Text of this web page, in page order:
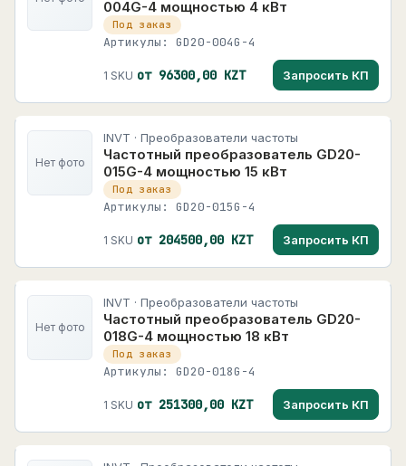
004G-4 мощностью 4 кВт
Под заказ
Артикулы: GD20-004G-4
1 SKU от 96300,00 KZT Запросить КП
Нет фото
INVT · Преобразователи частоты
Частотный преобразователь GD20-
015G-4 мощностью 15 кВт
Под заказ
Артикулы: GD20-015G-4
1 SKU от 204500,00 KZT Запросить КП
Нет фото
INVT · Преобразователи частоты
Частотный преобразователь GD20-
018G-4 мощностью 18 кВт
Под заказ
Артикулы: GD20-018G-4
1 SKU от 251300,00 KZT Запросить КП